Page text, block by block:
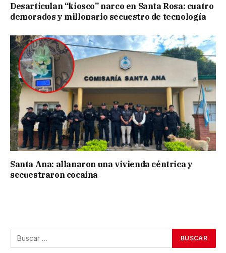
Desarticulan “kiosco” narco en Santa Rosa: cuatro
demorados y millonario secuestro de tecnología
Santa Ana: allanaron una vivienda céntrica y
secuestraron cocaína